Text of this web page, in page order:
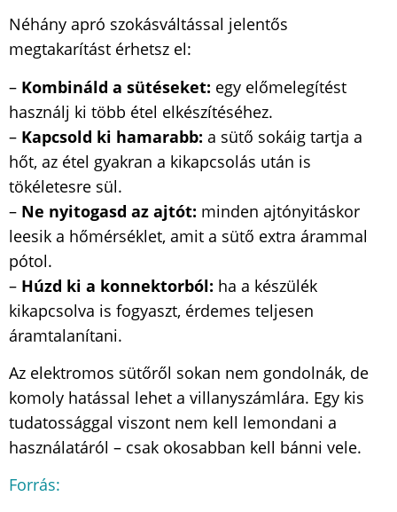
Néhány apró szokásváltással jelentős
megtakarítást érhetsz el:
– Kombináld a sütéseket: egy előmelegítést
használj ki több étel elkészítéséhez.
– Kapcsold ki hamarabb: a sütő sokáig tartja a
hőt, az étel gyakran a kikapcsolás után is
tökéletesre sül.
– Ne nyitogasd az ajtót: minden ajtónyitáskor
leesik a hőmérséklet, amit a sütő extra árammal
pótol.
– Húzd ki a konnektorból: ha a készülék
kikapcsolva is fogyaszt, érdemes teljesen
áramtalanítani.
Az elektromos sütőről sokan nem gondolnák, de
komoly hatással lehet a villanyszámlára. Egy kis
tudatossággal viszont nem kell lemondani a
használatáról – csak okosabban kell bánni vele.
Forrás: